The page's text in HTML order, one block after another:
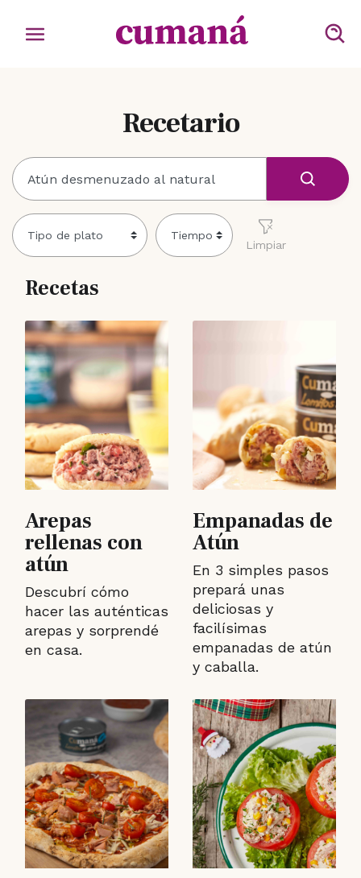
Recetario
Limpiar
Recetas
Arepas
rellenas con
atún
Descubrí cómo
hacer las auténticas
arepas y sorprendé
en casa.
Empanadas de
Atún
En 3 simples pasos
prepará unas
deliciosas y
facilísimas
empanadas de atún
y caballa.